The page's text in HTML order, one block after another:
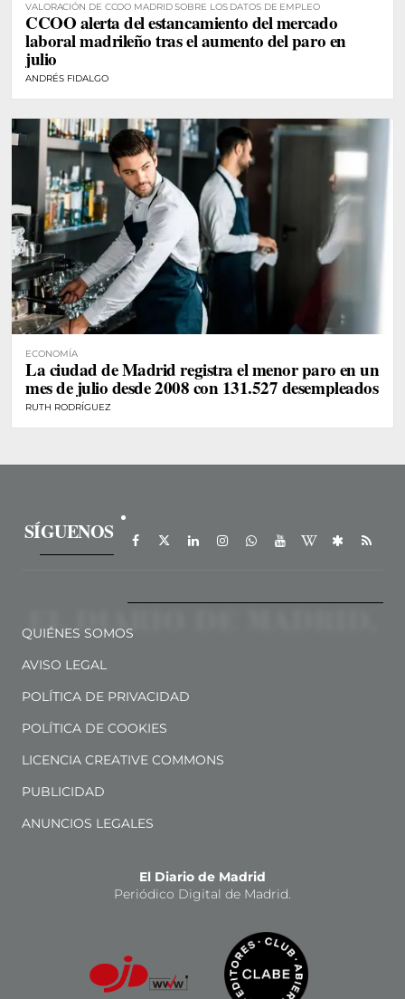
VALORACIÓN DE CCOO MADRID SOBRE LOS DATOS DE EMPLEO
CCOO alerta del estancamiento del mercado
laboral madrileño tras el aumento del paro en
julio
ANDRÉS FIDALGO
ECONOMÍA
La ciudad de Madrid registra el menor paro en un
mes de julio desde 2008 con 131.527 desempleados
RUTH RODRÍGUEZ
SÍGUENOS
QUIÉNES SOMOS
AVISO LEGAL
POLÍTICA DE PRIVACIDAD
POLÍTICA DE COOKIES
LICENCIA CREATIVE COMMONS
PUBLICIDAD
ANUNCIOS LEGALES
El Diario de Madrid
Periódico Digital de Madrid.